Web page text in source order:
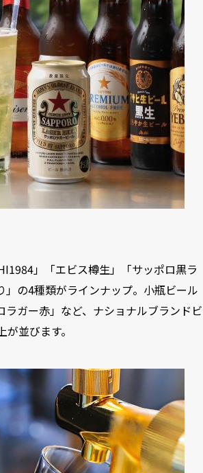
」「エビス樽生」「サッポロ黒ラ
」の4種類がラインナップ。小瓶ビール
ラガー赤」など、ナショナルブランドビ
並びます。